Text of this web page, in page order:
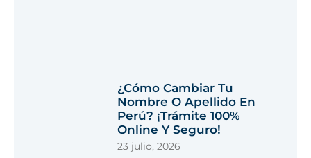
¿Cómo Cambiar Tu
Nombre O Apellido En
Perú? ¡Trámite 100%
Online Y Seguro!
23 julio, 2026